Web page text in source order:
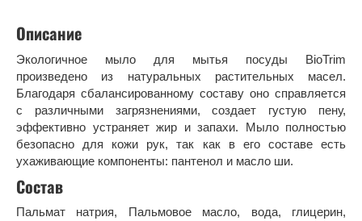
Описание
Экологичное мыло для мытья посуды BioTrim
произведено из натуральных растительных масел.
Благодаря сбалансированному составу оно справляется
с различными загрязнениями, создает густую пену,
эффективно устраняет жир и запахи. Мыло полностью
безопасно для кожи рук, так как в его составе есть
ухаживающие компоненты: пантенол и масло ши.
Состав
Пальмат натрия, Пальмовое масло, вода, глицерин,